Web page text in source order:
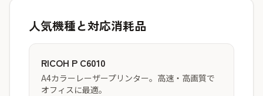
人気機種と対応消耗品
RICOH P C6010
A4カラーレーザープリンター。高速・高画質で
オフィスに最適。